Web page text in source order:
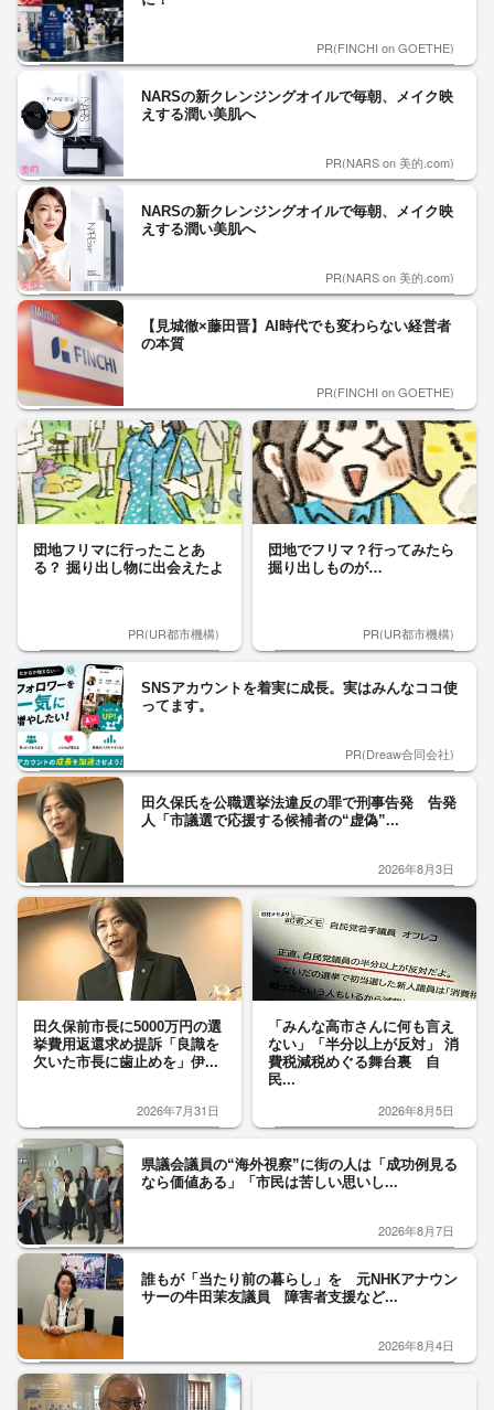
PR(FINCHI on GOETHE)
NARSの新クレンジングオイルで毎朝、メイク映
えする潤い美肌へ
PR(NARS on 美的.com)
NARSの新クレンジングオイルで毎朝、メイク映
えする潤い美肌へ
PR(NARS on 美的.com)
【見城徹×藤田晋】AI時代でも変わらない経営者
の本質
PR(FINCHI on GOETHE)
団地フリマに行ったことあ
る？ 掘り出し物に出会えたよ
PR(UR都市機構)
団地でフリマ？行ってみたら
掘り出しものが…
PR(UR都市機構)
SNSアカウントを着実に成長。実はみんなココ使
ってます。
PR(Dreaw合同会社)
田久保氏を公職選挙法違反の罪で刑事告発 告発
人「市議選で応援する候補者の“虚偽”...
2026年8月3日
田久保前市長に5000万円の選
挙費用返還求め提訴「良識を
欠いた市長に歯止めを」伊...
2026年7月31日
「みんな高市さんに何も言え
ない」「半分以上が反対」 消
費税減税めぐる舞台裏 自
民...
2026年8月5日
県議会議員の“海外視察”に街の人は「成功例見る
なら価値ある」「市民は苦しい思いし...
2026年8月7日
誰もが「当たり前の暮らし」を 元NHKアナウン
サーの牛田茉友議員 障害者支援など...
2026年8月4日